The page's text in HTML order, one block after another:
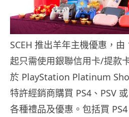
SCEH 推出羊年主機優惠，
起只需使用銀聯信用卡/提款
於 PlayStation Platinum
特許經銷商購買 PS4、PSV
各種禮品及優惠。包括買